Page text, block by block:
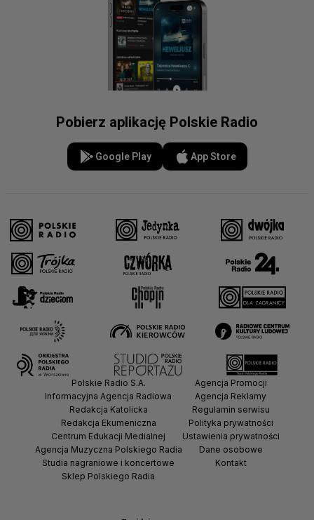
Pobierz aplikację Polskie Radio
Google Play App Store
Polskie Radio S.A.
Informacyjna Agencja Radiowa
Redakcja Katolicka
Redakcja Ekumeniczna
Centrum Edukacji Medialnej
Agencja Muzyczna Polskiego Radia
Studia nagraniowe i koncertowe
Sklep Polskiego Radia
Agencja Promocji
Agencja Reklamy
Regulamin serwisu
Polityka prywatności
Ustawienia prywatności
Dane osobowe
Kontakt